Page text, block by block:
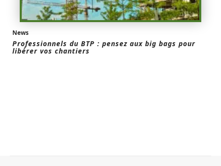
News
Professionnels du BTP : pensez aux big bags pour
libérer vos chantiers